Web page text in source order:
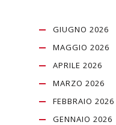
GIUGNO 2026
MAGGIO 2026
APRILE 2026
MARZO 2026
FEBBRAIO 2026
GENNAIO 2026